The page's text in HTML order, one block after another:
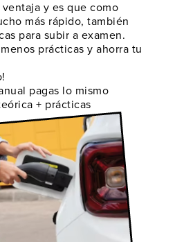
y es que como
más rápido, también
para subir a examen.
prácticas y ahorra tu
pagas lo mismo
+ prácticas